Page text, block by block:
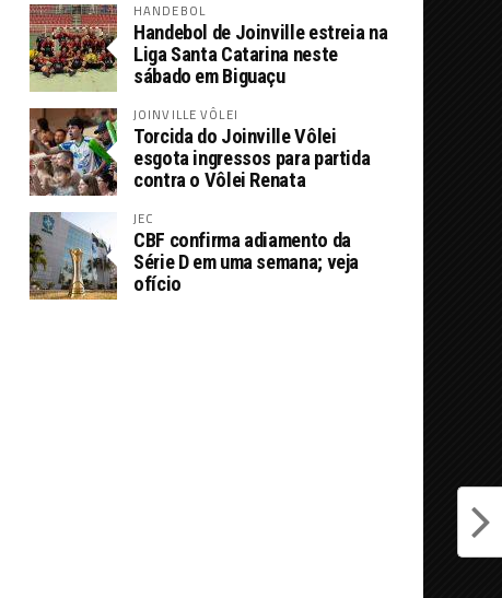
HANDEBOL
Handebol de Joinville estreia na
Liga Santa Catarina neste
sábado em Biguaçu
JOINVILLE VÔLEI
Torcida do Joinville Vôlei
esgota ingressos para partida
contra o Vôlei Renata
JEC
CBF confirma adiamento da
Série D em uma semana; veja
ofício